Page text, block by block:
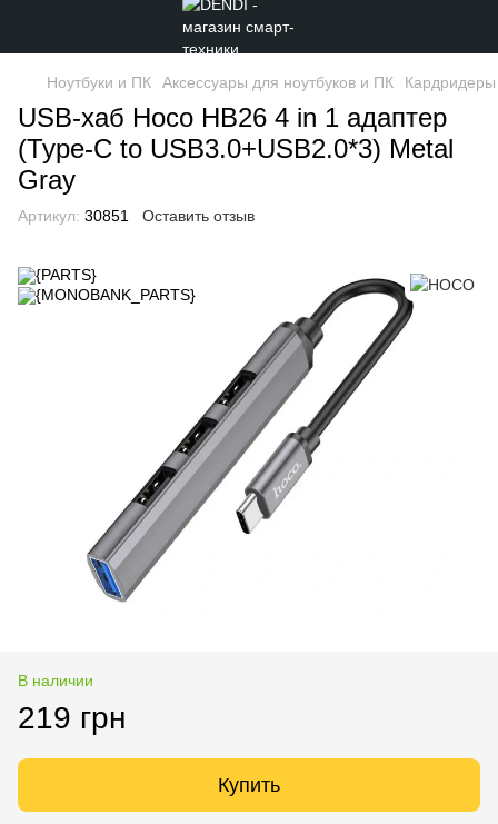
Ноутбуки и ПК Аксессуары для ноутбуков и ПК
USB-хаб Hoco HB26 4 in 1 адаптер
(Type-C to USB3.0+USB2.0*3) Metal
Gray
Артикул: 30851 Оставить отзыв
В наличии
219 грн
Купить